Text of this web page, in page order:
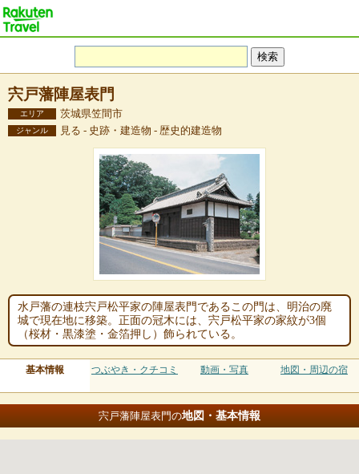
宍戸藩陣屋表門
エリア 茨城県笠間市
ジャンル 見る - 史跡・建造物 - 歴史的建造物
水戸藩の連枝宍戸松平家の陣屋表門であるこの門は、明治の廃
城で現在地に移築。正面の冠木には、宍戸松平家の家紋が3個
（桜材・黒漆塗・金箔押し）飾られている。
基本情報 つぶやき・クチコミ 動画・写真 地図・周辺の宿
宍戸藩陣屋表門の地図・基本情報